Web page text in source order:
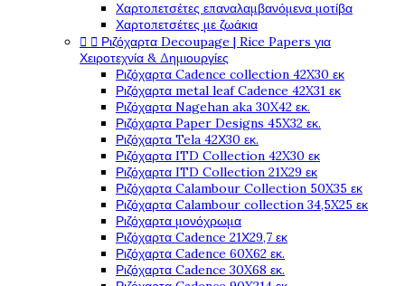
Χαρτοπετσέτες επαναλαμβανόμενα μοτίβα
Χαρτοπετσέτες με ζωάκια
  Ριζόχαρτα Decoupage | Rice Papers για
Χειροτεχνία & Δημιουργίες
Ριζόχαρτα Cadence collection 42X30 εκ
Ριζόχαρτα metal leaf Cadence 42X31 εκ
Ριζόχαρτα Nagehan aka 30X42 εκ.
Ριζόχαρτα Paper Designs 45X32 εκ.
Ριζόχαρτα Tela 42Χ30 εκ.
Ριζόχαρτα ITD Collection 42X30 εκ
Ριζόχαρτα ITD Collection 21X29 εκ
Ριζόχαρτα Calambour Collection 50X35 εκ
Ριζόχαρτα Calambour collection 34,5X25 εκ
Ριζόχαρτα μονόχρωμα
Ριζόχαρτα Cadence 21Χ29,7 εκ
Ριζόχαρτα Cadence 60X62 εκ.
Ριζόχαρτα Cadence 30X68 εκ.